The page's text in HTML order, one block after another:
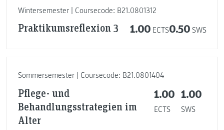
Wintersemester | Coursecode: B21.0801312
Praktikumsreflexion 3 1.00 ECTS0.50 SWS
Sommersemester | Coursecode: B21.0801404
Pflege- und
Behandlungsstrategien im
Alter
1.00
ECTS
1.00
SWS